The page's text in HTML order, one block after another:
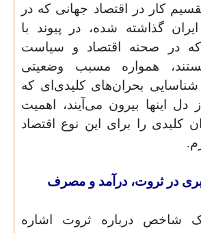
کار در اقتصاد جهانی که در
گذاشته شده، در پیوند با
در صحنه اقتصاد و سیاست
همواره مسبب وضعیتی
شناسایی بحران‌های کلیدی‌ای که
دل اینها بیرون می‌آیند، اهمیت
من ۶ بحران کلیدی را برای این نوع اقتصاد
در ثروت، درآمد و مصرف
یک شاخص درباره ثروت اشاره